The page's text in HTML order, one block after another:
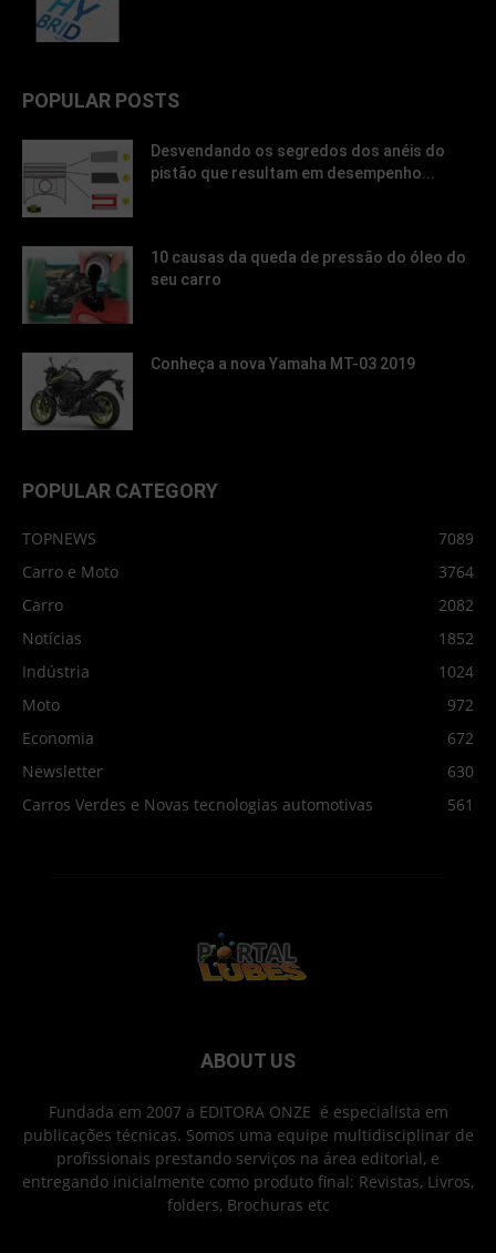
POPULAR POSTS
Desvendando os segredos dos anéis do
pistão que resultam em desempenho...
10 causas da queda de pressão do óleo do
seu carro
Conheça a nova Yamaha MT-03 2019
POPULAR CATEGORY
TOPNEWS
7089
Carro e Moto
3764
Carro
2082
Notícias
1852
Indústria
1024
Moto
972
Economia
672
Newsletter
630
Carros Verdes e Novas tecnologias automotivas
561
ABOUT US
Fundada em 2007 a EDITORA ONZE é especialista em
publicações técnicas. Somos uma equipe multidisciplinar de
profissionais prestando serviços na área editorial, e
entregando inicialmente como produto final: Revistas, Livros,
folders, Brochuras etc